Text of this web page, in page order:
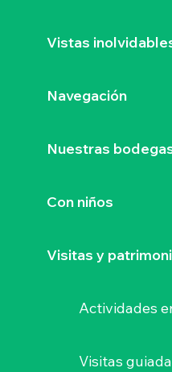
Vistas
Navegación
Nuestras
Con niños
Visitas y
Actividades
Visitas
79 47